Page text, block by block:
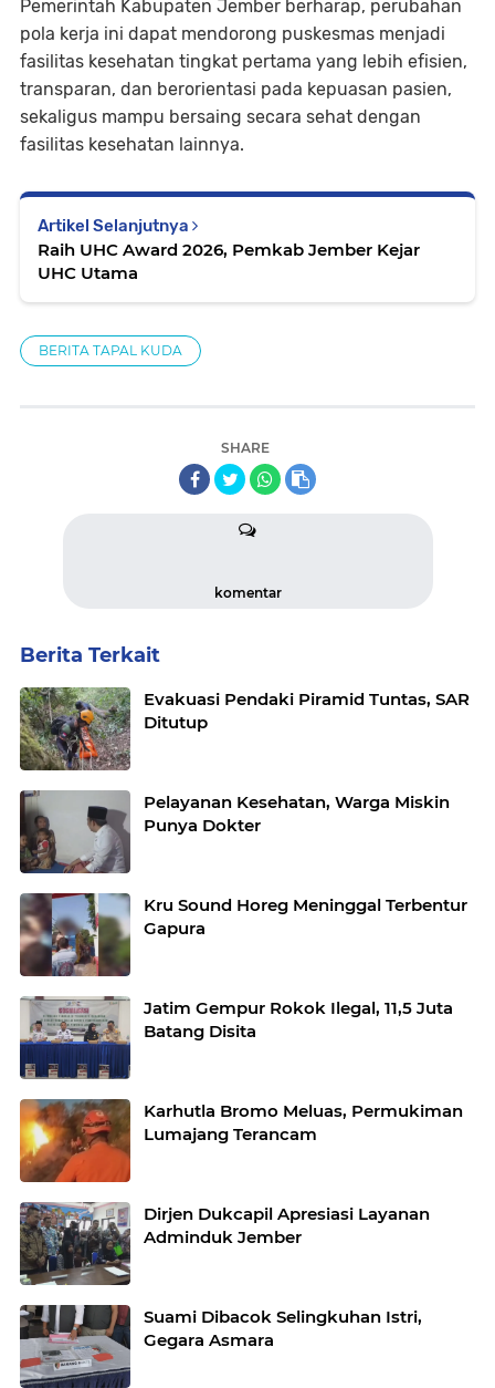
Pemerintah Kabupaten Jember berharap, perubahan
pola kerja ini dapat mendorong puskesmas menjadi
fasilitas kesehatan tingkat pertama yang lebih efisien,
transparan, dan berorientasi pada kepuasan pasien,
sekaligus mampu bersaing secara sehat dengan
fasilitas kesehatan lainnya.
Artikel Selanjutnya
Raih UHC Award 2026, Pemkab Jember Kejar
UHC Utama
BERITA TAPAL KUDA
SHARE
komentar
Berita Terkait
Evakuasi Pendaki Piramid Tuntas, SAR
Ditutup
Pelayanan Kesehatan, Warga Miskin
Punya Dokter
Kru Sound Horeg Meninggal Terbentur
Gapura
Jatim Gempur Rokok Ilegal, 11,5 Juta
Batang Disita
Karhutla Bromo Meluas, Permukiman
Lumajang Terancam
Dirjen Dukcapil Apresiasi Layanan
Adminduk Jember
Suami Dibacok Selingkuhan Istri,
Gegara Asmara